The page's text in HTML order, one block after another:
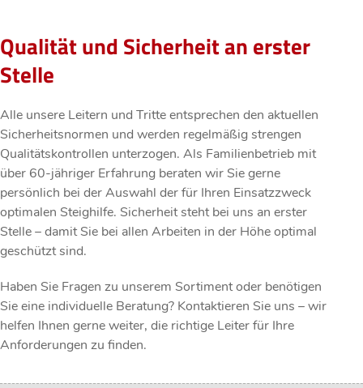
Qualität und Sicherheit an erster
Stelle
Alle unsere Leitern und Tritte entsprechen den aktuellen
Sicherheitsnormen und werden regelmäßig strengen
Qualitätskontrollen unterzogen. Als Familienbetrieb mit
über 60-jähriger Erfahrung beraten wir Sie gerne
persönlich bei der Auswahl der für Ihren Einsatzzweck
optimalen Steighilfe. Sicherheit steht bei uns an erster
Stelle – damit Sie bei allen Arbeiten in der Höhe optimal
geschützt sind.
Haben Sie Fragen zu unserem Sortiment oder benötigen
Sie eine individuelle Beratung? Kontaktieren Sie uns – wir
helfen Ihnen gerne weiter, die richtige Leiter für Ihre
Anforderungen zu finden.